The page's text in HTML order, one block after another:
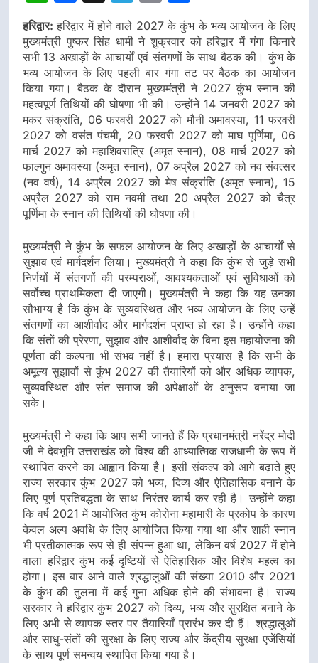
हरिद्वार: हरिद्वार में होने वाले 2027 के कुंभ के भव्य आयोजन के लिए
मुख्यमंत्री पुष्कर सिंह धामी ने शुक्रवार को हरिद्वार में गंगा किनारे
सभी 13 अखाड़ों के आचार्यों एवं संतगणों के साथ बैठक की। कुंभ के
भव्य आयोजन के लिए पहली बार गंगा तट पर बैठक का आयोजन
किया गया। बैठक के दौरान मुख्यमंत्री ने 2027 कुंभ स्नान की
महत्वपूर्ण तिथियों की घोषणा भी की। उन्होंने 14 जनवरी 2027 को
मकर संक्रांति, 06 फरवरी 2027 को मौनी अमावस्या, 11 फरवरी
2027 को वसंत पंचमी, 20 फरवरी 2027 को माघ पूर्णिमा, 06
मार्च 2027 को महाशिवरात्रि (अमृत स्नान), 08 मार्च 2027 को
फाल्गुन अमावस्या (अमृत स्नान), 07 अप्रैल 2027 को नव संवत्सर
(नव वर्ष), 14 अप्रैल 2027 को मेष संक्रांति (अमृत स्नान), 15
अप्रैल 2027 को राम नवमी तथा 20 अप्रैल 2027 को चैत्र
पूर्णिमा के स्नान की तिथियों की घोषणा की।
मुख्यमंत्री ने कुंभ के सफल आयोजन के लिए अखाड़ों के आचार्यों से
सुझाव एवं मार्गदर्शन लिया। मुख्यमंत्री ने कहा कि कुंभ से जुड़े सभी
निर्णयों में संतगणों की परम्पराओं, आवश्यकताओं एवं सुविधाओं को
सर्वोच्च प्राथमिकता दी जाएगी। मुख्यमंत्री ने कहा कि यह उनका
सौभाग्य है कि कुंभ के सुव्यवस्थित और भव्य आयोजन के लिए उन्हें
संतगणों का आशीर्वाद और मार्गदर्शन प्राप्त हो रहा है। उन्होंने कहा
कि संतों की प्रेरणा, सुझाव और आशीर्वाद के बिना इस महायोजना की
पूर्णता की कल्पना भी संभव नहीं है। हमारा प्रयास है कि सभी के
अमूल्य सुझावों से कुंभ 2027 की तैयारियों को और अधिक व्यापक,
सुव्यवस्थित और संत समाज की अपेक्षाओं के अनुरूप बनाया जा
सके।
मुख्यमंत्री ने कहा कि आप सभी जानते हैं कि प्रधानमंत्री नरेंद्र मोदी
जी ने देवभूमि उत्तराखंड को विश्व की आध्यात्मिक राजधानी के रूप में
स्थापित करने का आह्वान किया है। इसी संकल्प को आगे बढ़ाते हुए
राज्य सरकार कुंभ 2027 को भव्य, दिव्य और ऐतिहासिक बनाने के
लिए पूर्ण प्रतिबद्धता के साथ निरंतर कार्य कर रही है। उन्होंने कहा
कि वर्ष 2021 में आयोजित कुंभ कोरोना महामारी के प्रकोप के कारण
केवल अल्प अवधि के लिए आयोजित किया गया था और शाही स्नान
भी प्रतीकात्मक रूप से ही संपन्न हुआ था, लेकिन वर्ष 2027 में होने
वाला हरिद्वार कुंभ कई दृष्टियों से ऐतिहासिक और विशेष महत्व का
होगा। इस बार आने वाले श्रद्धालुओं की संख्या 2010 और 2021
के कुंभ की तुलना में कई गुना अधिक होने की संभावना है। राज्य
सरकार ने हरिद्वार कुंभ 2027 को दिव्य, भव्य और सुरक्षित बनाने के
लिए अभी से व्यापक स्तर पर तैयारियाँ प्रारंभ कर दी हैं। श्रद्धालुओं
और साधु-संतों की सुरक्षा के लिए राज्य और केंद्रीय सुरक्षा एजेंसियों
के साथ पूर्ण समन्वय स्थापित किया गया है।